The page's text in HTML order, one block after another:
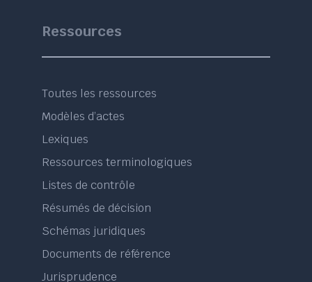
Ressources
Toutes les ressources
Modèles d’actes
Lexiques
Ressources terminologiques
Listes de contrôle
Résumés de décision
Schémas juridiques
Documents de référence
Jurisprudence